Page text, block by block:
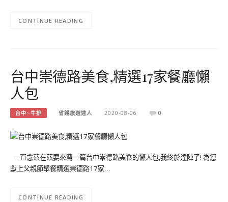
CONTINUE READING
台中崇德路美食,精選17家餐廳懶
人包
台中~牛排 省錢旅遊達人 2020-08-06 0
一直念茲在茲要來寫一篇台中崇德路美食的懶人包,我終於達陣了! 為您
獻上父親節聚餐精選崇德路17家…
CONTINUE READING